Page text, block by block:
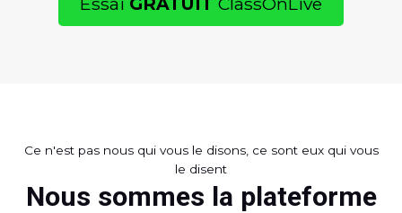
Ce n'est pas nous qui vous le disons, ce sont eux qui vous
le disent
Nous sommes la plateforme